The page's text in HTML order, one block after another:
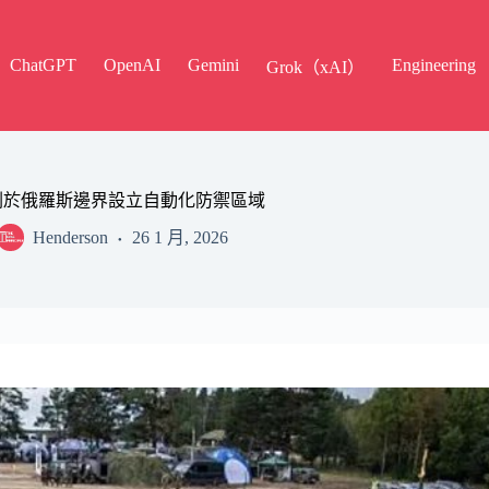
ChatGPT OpenAI Gemini Grok（xAI） Engineering
俄羅斯邊界設立自動化防禦區域
Henderson
26 1 月, 2026